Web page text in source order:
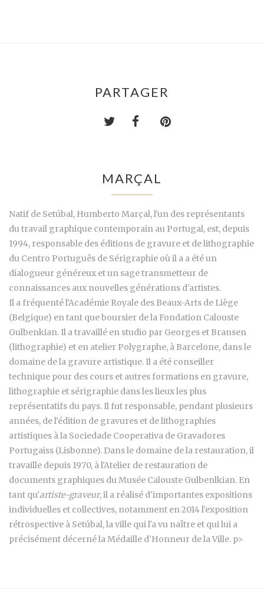
PARTAGER
MARÇAL
Natif de Setúbal, Humberto Marçal, l'un des représentants
du travail graphique contemporain au Portugal, est, depuis
1994, responsable des éditions de gravure et de lithographie
du Centro Português de Sérigraphie où il a a été un
dialogueur généreux et un sage transmetteur de
connaissances aux nouvelles générations d'artistes.
Il a fréquenté l'Académie Royale des Beaux-Arts de Liège
(Belgique) en tant que boursier de la Fondation Calouste
Gulbenkian. Il a travaillé en studio par Georges et Bransen
(lithographie) et en atelier Polygraphe, à Barcelone, dans le
domaine de la gravure artistique. Il a été conseiller
technique pour des cours et autres formations en gravure,
lithographie et sérigraphie dans les lieux les plus
représentatifs du pays. Il fut responsable, pendant plusieurs
années, de l'édition de gravures et de lithographies
artistiques à la Sociedade Cooperativa de Gravadores
Portugaiss (Lisbonne). Dans le domaine de la restauration, il
travaille depuis 1970, à l'Atelier de restauration de
documents graphiques du Musée Calouste Gulbenlkian. En
tant qu'artiste-graveur, il a réalisé d'importantes expositions
individuelles et collectives, notamment en 2014 l'exposition
rétrospective à Setúbal, la ville qui l'a vu naître et qui lui a
précisément décerné la Médaille d'Honneur de la Ville. p>